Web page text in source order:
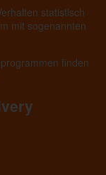
statistisch
mit sogenannten
finden